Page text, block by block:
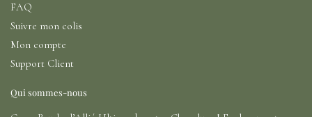
FAQ
Suivre mon colis
Mon compte
Support Client
Qui sommes-nous